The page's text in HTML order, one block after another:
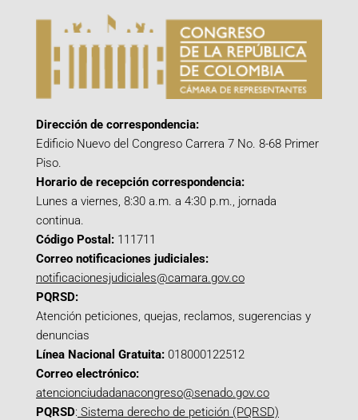
Dirección de correspondencia:
Edificio Nuevo del Congreso Carrera 7 No. 8-68 Primer
Piso.
Horario de recepción correspondencia:
Lunes a viernes, 8:30 a.m. a 4:30 p.m., jornada
continua.
Código Postal: 111711
Correo notificaciones judiciales:
notificacionesjudiciales@camara.gov.co
PQRSD:
Atención peticiones, quejas, reclamos, sugerencias y
denuncias
Línea Nacional Gratuita: 018000122512
Correo electrónico:
atencionciudadanacongreso@senado.gov.co
PQRSD: Sistema derecho de petición (PQRSD)